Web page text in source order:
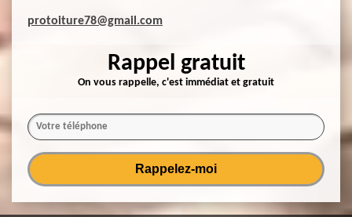
protoiture78@gmail.com
Rappel gratuit
On vous rappelle, c'est immédiat et gratuit